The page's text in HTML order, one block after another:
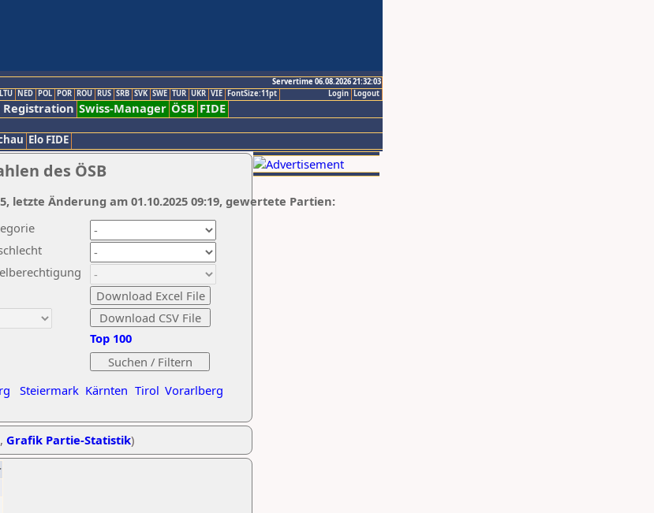
Servertime 06.08.2026 21:32:03
Logout
Login
LTU NED POL POR ROU RUS SRB SVK SWE TUR UKR VIE FontSize:11pt
Registration Swiss-Manager ÖSB FIDE
Elo FIDE
des ÖSB
Steiermark Kärnten Tirol Vorarlberg
Top 100
letzte Änderung am 01.10.2025 09:19, gewertete Partien:
, Grafik Partie-Statistik)